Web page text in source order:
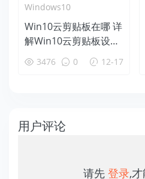
Windows10
Win10云剪贴板在哪 详
解Win10云剪贴板设置
使用教程
3476 0 12-17
用户评论
请先 登录,才